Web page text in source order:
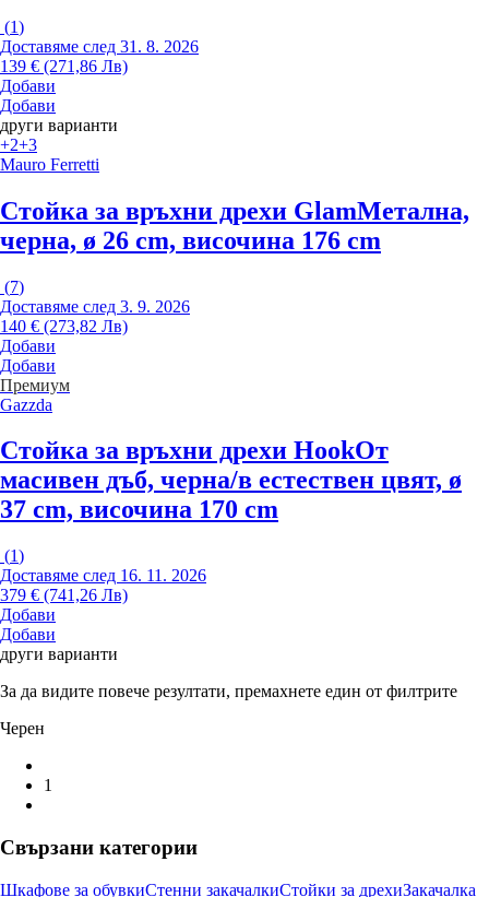
(1)
Доставяме след 31. 8. 2026
139 € (271,86 Лв)
Добави
Добави
други варианти
+2+3
Mauro Ferretti
Стойка за връхни дрехи GlamМетална,
черна, ø 26 cm, височина 176 cm
(7)
Доставяме след 3. 9. 2026
140 € (273,82 Лв)
Добави
Добави
Премиум
Gazzda
Стойка за връхни дрехи HookОт
масивен дъб, черна/в естествен цвят, ø
37 cm, височина 170 cm
(1)
Доставяме след 16. 11. 2026
379 € (741,26 Лв)
Добави
Добави
други варианти
За да видите повече резултати, премахнете един от филтрите
Черен
1
Свързани категории
Шкафове за обувкиСтенни закачалкиСтойки за дрехиЗакачалка